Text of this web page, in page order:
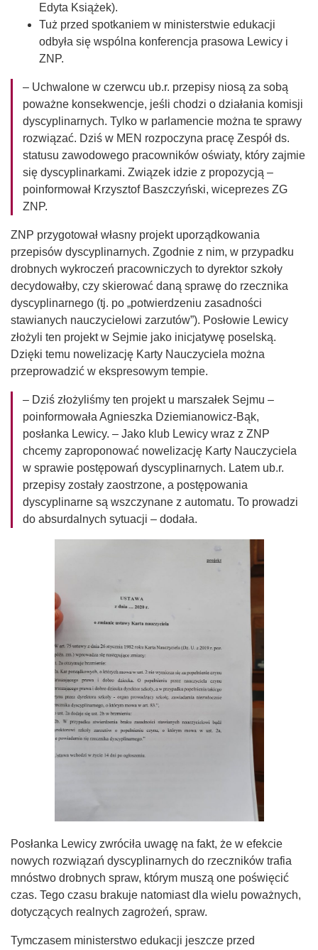
Edyta Książek).
Tuż przed spotkaniem w ministerstwie edukacji
odbyła się wspólna konferencja prasowa Lewicy i
ZNP.
– Uchwalone w czerwcu ub.r. przepisy niosą za sobą
poważne konsekwencje, jeśli chodzi o działania komisji
dyscyplinarnych. Tylko w parlamencie można te sprawy
rozwiązać. Dziś w MEN rozpoczyna pracę Zespół ds.
statusu zawodowego pracowników oświaty, który zajmie
się dyscyplinarkami. Związek idzie z propozycją –
poinformował Krzysztof Baszczyński, wiceprezes ZG
ZNP.
ZNP przygotował własny projekt uporządkowania
przepisów dyscyplinarnych. Zgodnie z nim, w przypadku
drobnych wykroczeń pracowniczych to dyrektor szkoły
decydowałby, czy skierować daną sprawę do rzecznika
dyscyplinarnego (tj. po „potwierdzeniu zasadności
stawianych nauczycielowi zarzutów”). Posłowie Lewicy
złożyli ten projekt w Sejmie jako inicjatywę poselską.
Dzięki temu nowelizację Karty Nauczyciela można
przeprowadzić w ekspresowym tempie.
– Dziś złożyliśmy ten projekt u marszałek Sejmu –
poinformowała Agnieszka Dziemianowicz-Bąk,
posłanka Lewicy. – Jako klub Lewicy wraz z ZNP
chcemy zaproponować nowelizację Karty Nauczyciela
w sprawie postępowań dyscyplinarnych. Latem ub.r.
przepisy zostały zaostrzone, a postępowania
dyscyplinarne są wszczynane z automatu. To prowadzi
do absurdalnych sytuacji – dodała.
Posłanka Lewicy zwróciła uwagę na fakt, że w efekcie
nowych rozwiązań dyscyplinarnych do rzeczników trafia
mnóstwo drobnych spraw, którym muszą one poświęcić
czas. Tego czasu brakuje natomiast dla wielu poważnych,
dotyczących realnych zagrożeń, spraw.
Tymczasem ministerstwo edukacji jeszcze przed